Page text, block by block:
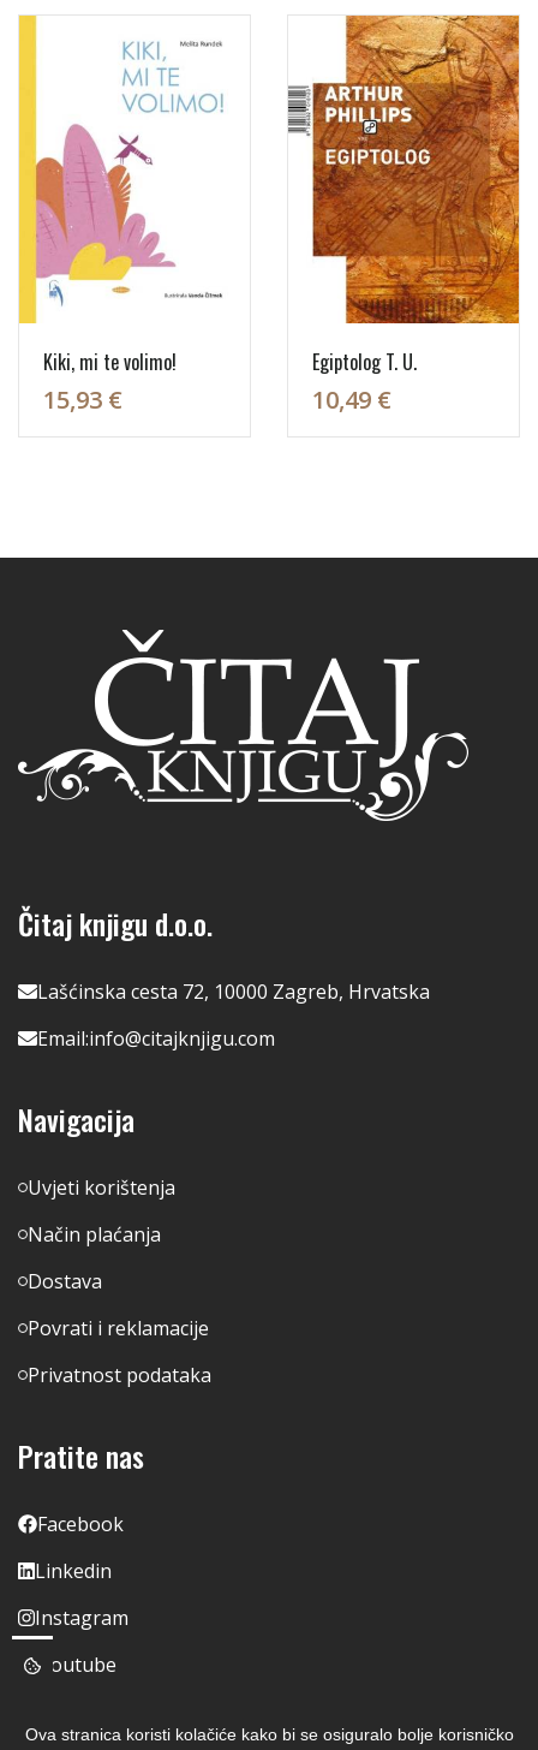
Kiki, mi te volimo!
15,93 €
Egiptolog T. U.
10,49 €
Čitaj knjigu d.o.o.
Lašćinska cesta 72, 10000 Zagreb, Hrvatska
Email:info@citajknjigu.com
Navigacija
Uvjeti korištenja
Način plaćanja
Dostava
Povrati i reklamacije
Privatnost podataka
Pratite nas
Facebook
Linkedin
Instagram
Youtube
Ova stranica koristi kolačiće kako bi se osiguralo bolje korisničko